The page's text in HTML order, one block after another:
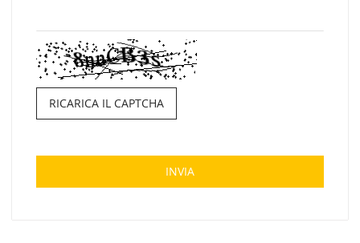
RICARICA IL CAPTCHA
INVIA